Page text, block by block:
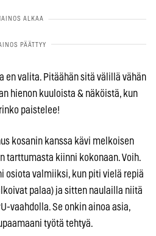
en valita. Pitäähän sitä välillä vähän
hienon kuuloista & näköistä, kun
paistelee!
kosanin kanssa kävi melkoisen
tarttumasta kiinni kokonaan. Voih.
osiota valmiiksi, kun piti vielä repiä
palaa) ja sitten naulailla niitä
vaahdolla. Se onkin ainoa asia,
työtä tehtyä.